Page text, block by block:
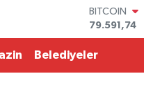
DOLAR
45,43620
EURO
53,38690
Belediyeler